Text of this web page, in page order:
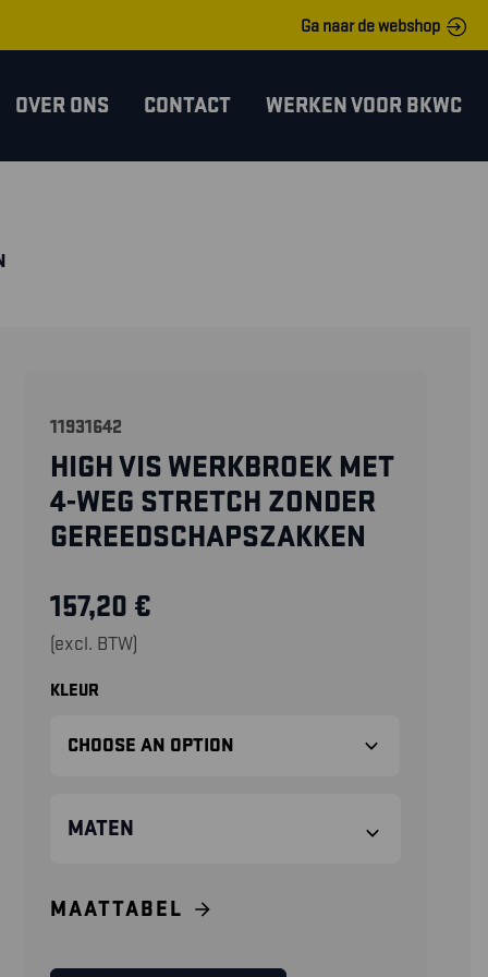
Ga naar de webshop
OVER ONS CONTACT WERKEN VOOR BKWC
11931642
HIGH VIS WERKBROEK MET
4-WEG STRETCH ZONDER
GEREEDSCHAPSZAKKEN
157,20 €
(excl. BTW)
KLEUR
MATEN
MAATTABEL